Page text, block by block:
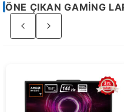
Sayfa
ÖNE ÇIKAN GAMING